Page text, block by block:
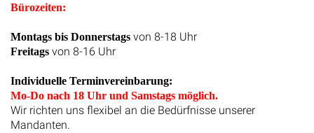
Bürozeiten:
Montags bis Donnerstags von 8-18 Uhr
Freitags von 8-16 Uhr
Individuelle Terminvereinbarung:
Mo-Do nach 18 Uhr und Samstags möglich.
Wir richten uns flexibel an die Bedürfnisse unserer
Mandanten.